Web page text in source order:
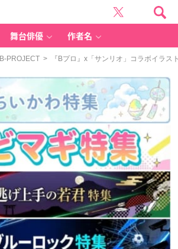
舞台俳優 作者名
B-PROJECT > 『Bプロ』x「サンリオ」コラボイラス